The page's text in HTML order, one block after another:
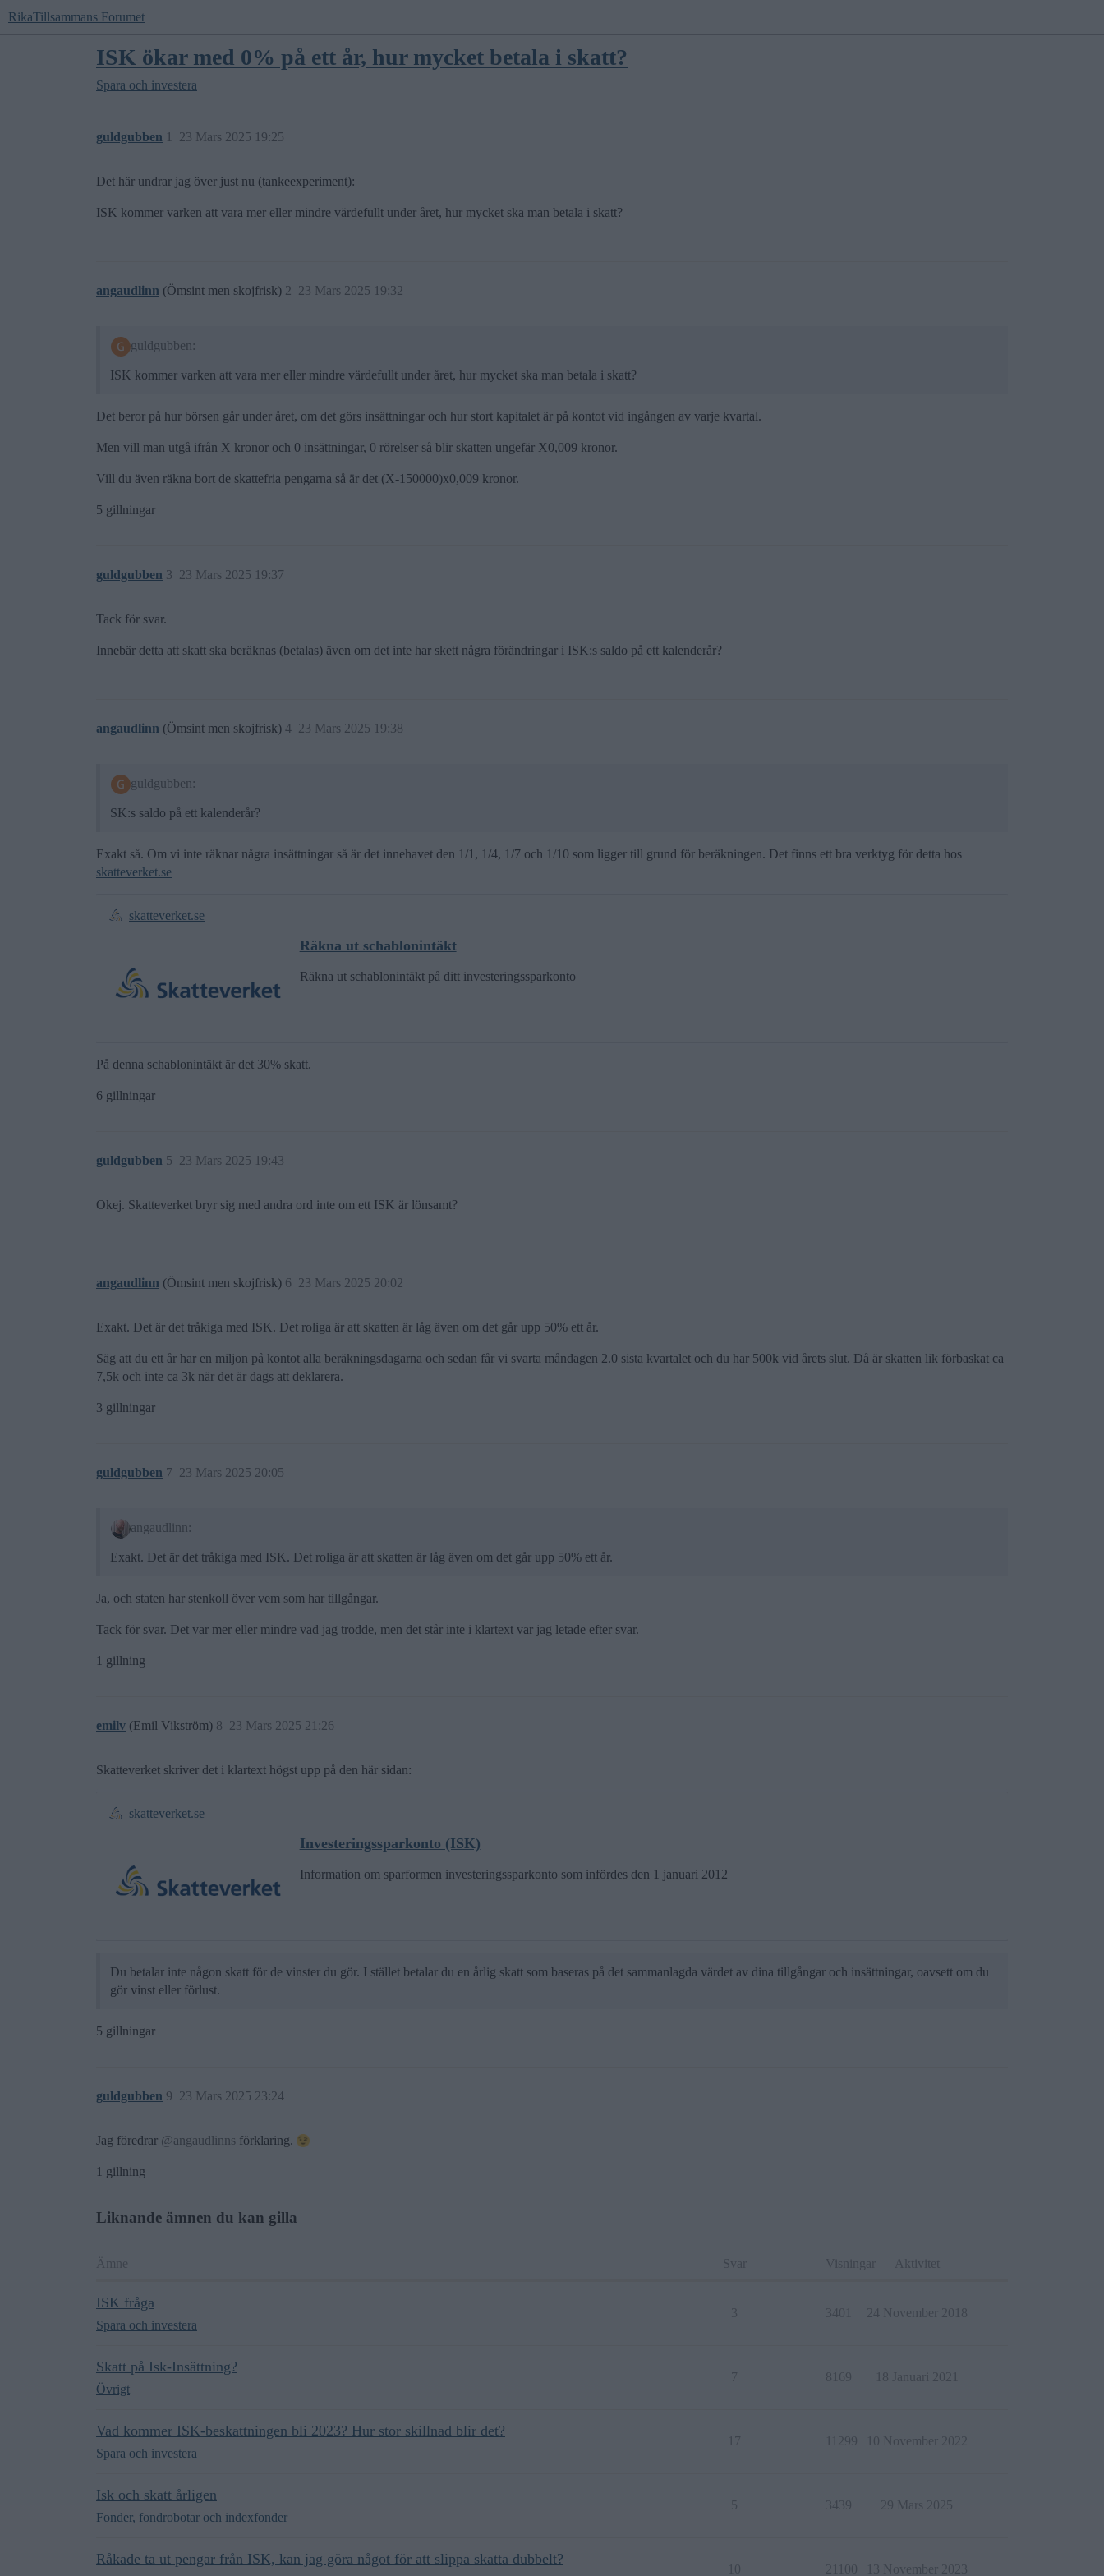
RikaTillsammans Forumet
ISK ökar med 0% på ett år, hur mycket betala i skatt?
Spara och investera
guldgubben 23 Mars 2025 19:25
1
Det här undrar jag över just nu (tankeexperiment):
ISK kommer varken att vara mer eller mindre värdefullt under året, hur mycket ska man betala i skatt?
angaudlinn (Ömsint men skojfrisk) 23 Mars 2025 19:32
2
guldgubben:
ISK kommer varken att vara mer eller mindre värdefullt under året, hur mycket ska man betala i skatt?
Det beror på hur börsen går under året, om det görs insättningar och hur stort kapitalet är på kontot vid ingången av varje kvartal.
Men vill man utgå ifrån X kronor och 0 insättningar, 0 rörelser så blir skatten ungefär X0,009 kronor.
Vill du även räkna bort de skattefria pengarna så är det (X-150000)x0,009 kronor.
5 gillningar
guldgubben 23 Mars 2025 19:37
3
Tack för svar.
Innebär detta att skatt ska beräknas (betalas) även om det inte har skett några förändringar i ISK:s saldo på ett kalenderår?
angaudlinn (Ömsint men skojfrisk) 23 Mars 2025 19:38
4
guldgubben:
SK:s saldo på ett kalenderår?
Exakt så. Om vi inte räknar några insättningar så är det innehavet den 1/1, 1/4, 1/7 och 1/10 som ligger till grund för beräkningen. Det finns ett bra verktyg för detta hos
skatteverket.se
skatteverket.se
Räkna ut schablonintäkt
Räkna ut schablonintäkt på ditt investeringssparkonto
På denna schablonintäkt är det 30% skatt.
6 gillningar
guldgubben 23 Mars 2025 19:43
5
Okej. Skatteverket bryr sig med andra ord inte om ett ISK är lönsamt?
angaudlinn (Ömsint men skojfrisk) 23 Mars 2025 20:02
6
Exakt. Det är det tråkiga med ISK. Det roliga är att skatten är låg även om det går upp 50% ett år.
Säg att du ett år har en miljon på kontot alla beräkningsdagarna och sedan får vi svarta måndagen 2.0 sista kvartalet och du har 500k vid årets slut. Då är skatten lik förbaskat ca
7,5k och inte ca 3k när det är dags att deklarera.
3 gillningar
guldgubben 23 Mars 2025 20:05
7
angaudlinn:
Exakt. Det är det tråkiga med ISK. Det roliga är att skatten är låg även om det går upp 50% ett år.
Ja, och staten har stenkoll över vem som har tillgångar.
Tack för svar. Det var mer eller mindre vad jag trodde, men det står inte i klartext var jag letade efter svar.
1 gillning
emilv (Emil Vikström) 23 Mars 2025 21:26
8
Skatteverket skriver det i klartext högst upp på den här sidan:
skatteverket.se
Investeringssparkonto (ISK)
Information om sparformen investeringssparkonto som infördes den 1 januari 2012
Du betalar inte någon skatt för de vinster du gör. I stället betalar du en årlig skatt som baseras på det sammanlagda värdet av dina tillgångar och insättningar, oavsett om du
gör vinst eller förlust.
5 gillningar
guldgubben 23 Mars 2025 23:24
9
Jag föredrar @angaudlinns förklaring.
1 gillning
Liknande ämnen du kan gilla
Ämne Svar Visningar Aktivitet
ISK fråga
Spara och investera
3 3401 24 November 2018
Skatt på Isk-Insättning?
Övrigt
7 8169 18 Januari 2021
Vad kommer ISK-beskattningen bli 2023? Hur stor skillnad blir det?
Spara och investera
17 11299 10 November 2022
Isk och skatt årligen
Fonder, fondrobotar och indexfonder
5 3439 29 Mars 2025
Råkade ta ut pengar från ISK, kan jag göra något för att slippa skatta dubbelt?
10 21100 13 November 2023